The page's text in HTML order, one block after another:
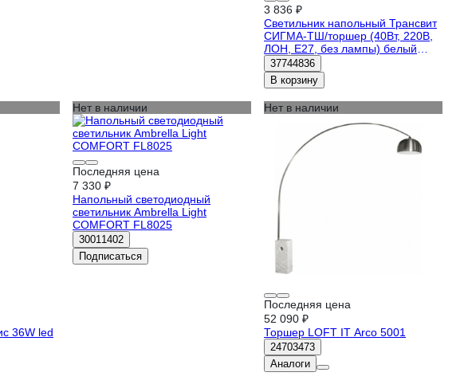
3 836 ₽
Светильник напольный Трансвит
СИГМА-ТШ/торшер (40Вт, 220В,
ЛОН, Е27, без лампы) белый
57644
37744836
В корзину
36W led
Нет в наличии
Последняя цена
7 330 ₽
Напольный светодиодный
светильник Ambrella Light
COMFORT FL8025
30011402
Подписаться
Нет в наличии
Последняя цена
52 090 ₽
Торшер LOFT IT Arco 5001
24703473
Аналоги